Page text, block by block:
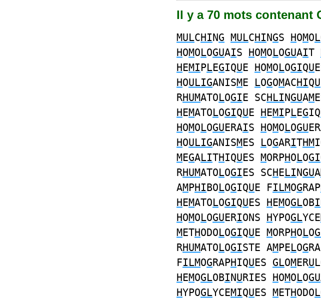
Il y a 70 mots contenant
MULCHING MULCHINGS HOMOL
HOMOLOGUAIS HOMOLOGUAIT
HEMIPLEGIQUE HOMOLOGIQU
HOULIGANISME LOGOMACHIQU
RHUMATOLOGIE SCHLINGUAM
HEMATOLOGIQUE HEMIPLEGIQ
HOMOLOGUERAIS HOMOLOGU
HOULIGANISMES LOGARITHM
MEGALITHIQUES MORPHOLOGI
RHUMATOLOGIES SCHELINGUA
AMPHIBOLOGIQUE FILMOGRAP
HEMATOLOGIQUES HEMOGLOBI
HOMOLOGUERIONS HYPOGLYCE
METHODOLOGIQUE MORPHOLO
RHUMATOLOGISTE AMPELOG
FILMOGRAPHIQUES GLOMERU
HEMOGLOBINURIES HOMOLOGU
HYPOGLYCEMIQUES METHODOL